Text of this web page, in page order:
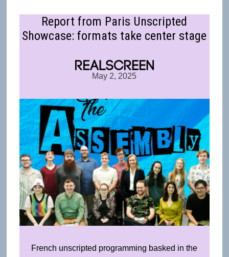
Report from Paris Unscripted
Showcase: formats take center stage
May 2, 2025
French unscripted programming basked in the